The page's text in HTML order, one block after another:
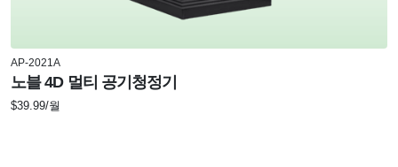
AP-2021A
노블 4D 멀티 공기청정기
$39.99/월